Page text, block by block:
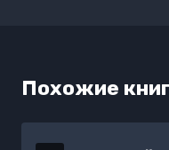
Похожие